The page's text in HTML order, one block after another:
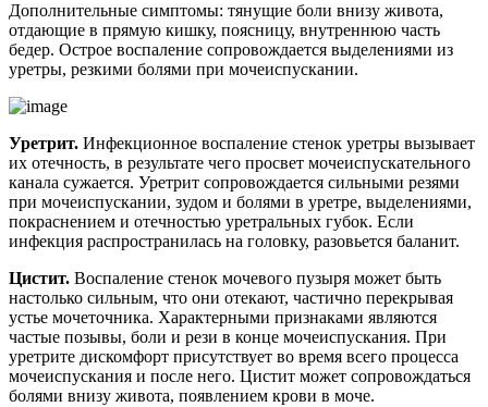
Дополнительные симптомы: тянущие боли внизу живота,
отдающие в прямую кишку, поясницу, внутреннюю часть
бедер. Острое воспаление сопровождается выделениями из
уретры, резкими болями при мочеиспускании.
Уретрит. Инфекционное воспаление стенок уретры вызывает
их отечность, в результате чего просвет мочеиспускательного
канала сужается. Уретрит сопровождается сильными резями
при мочеиспускании, зудом и болями в уретре, выделениями,
покраснением и отечностью уретральных губок. Если
инфекция распространилась на головку, разовьется баланит.
Цистит. Воспаление стенок мочевого пузыря может быть
настолько сильным, что они отекают, частично перекрывая
устье мочеточника. Характерными признаками являются
частые позывы, боли и рези в конце мочеиспускания. При
уретрите дискомфорт присутствует во время всего процесса
мочеиспускания и после него. Цистит может сопровождаться
болями внизу живота, появлением крови в моче.